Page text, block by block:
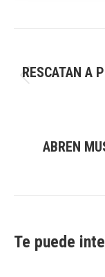
RESCATAN A
ABREN
Te puede